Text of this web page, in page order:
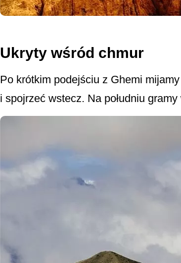
Ukryty wśród chmur
Po krótkim podejściu z Ghemi
i spojrzeć wstecz. Na południu